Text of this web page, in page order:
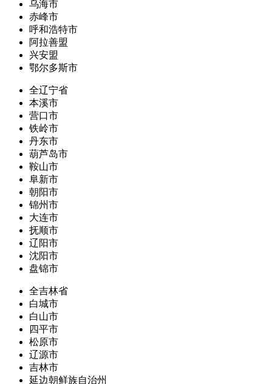
乌海市
赤峰市
呼和浩特市
阿拉善盟
兴安盟
鄂尔多斯市
全辽宁省
本溪市
营口市
铁岭市
丹东市
葫芦岛市
鞍山市
阜新市
朝阳市
锦州市
大连市
抚顺市
辽阳市
沈阳市
盘锦市
全吉林省
白城市
白山市
四平市
松原市
辽源市
吉林市
延边朝鲜族自治州